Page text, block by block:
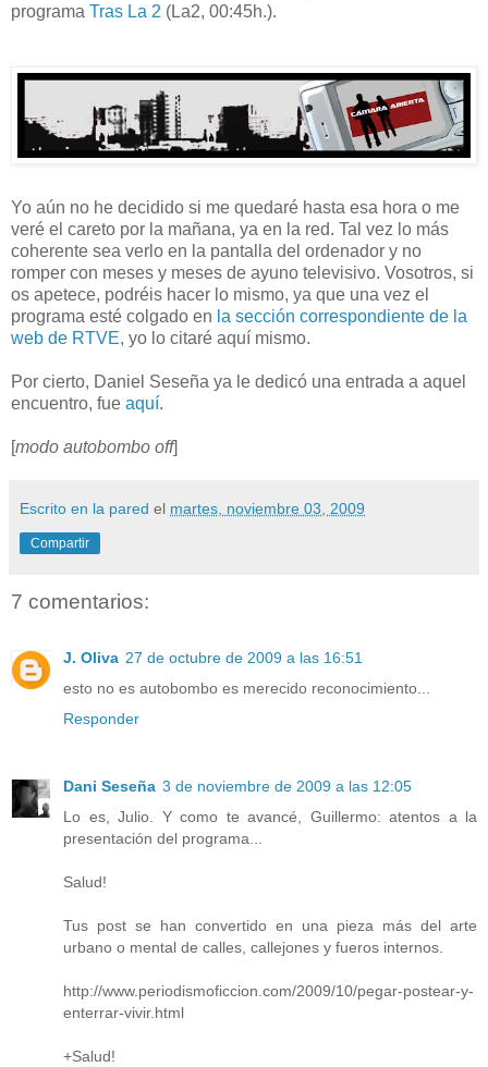
programa Tras La 2 (La2, 00:45h.).
Yo aún no he decidido si me quedaré hasta esa hora o me
veré el careto por la mañana, ya en la red. Tal vez lo más
coherente sea verlo en la pantalla del ordenador y no
romper con meses y meses de ayuno televisivo. Vosotros, si
os apetece, podréis hacer lo mismo, ya que una vez el
programa esté colgado en la sección correspondiente de la
web de RTVE, yo lo citaré aquí mismo.
Por cierto, Daniel Seseña ya le dedicó una entrada a aquel
encuentro, fue aquí.
[modo autobombo off]
Escrito en la pared el martes, noviembre 03, 2009
Compartir
7 comentarios:
J. Oliva 27 de octubre de 2009 a las 16:51
esto no es autobombo es merecido reconocimiento...
Responder
Dani Seseña 3 de noviembre de 2009 a las 12:05
Lo es, Julio. Y como te avancé, Guillermo: atentos a la
presentación del programa...
Salud!
Tus post se han convertido en una pieza más del arte
urbano o mental de calles, callejones y fueros internos.
http://www.periodismoficcion.com/2009/10/pegar-postear-y-
enterrar-vivir.html
+Salud!